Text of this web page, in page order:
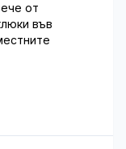
от
във